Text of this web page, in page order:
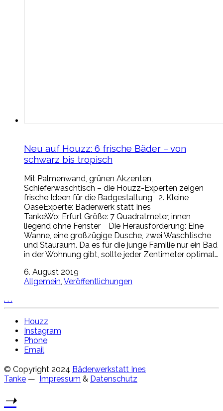
Neu auf Houzz: 6 frische Bäder – von
schwarz bis tropisch
Mit Palmenwand, grünen Akzenten,
Schieferwaschtisch – die Houzz-Experten zeigen
frische Ideen für die Badgestaltung 2. Kleine
OaseExperte: Bäderwerk statt Ines
TankeWo: Erfurt Größe: 7 Quadratmeter, innen
liegend ohne Fenster Die Herausforderung: Eine
Wanne, eine großzügige Dusche, zwei Waschtische
und Stauraum. Da es für die junge Familie nur ein Bad
in der Wohnung gibt, sollte jeder Zentimeter optimal…
6. August 2019
Allgemein, Veröffentlichungen
. . .
Houzz
Instagram
Phone
Email
© Copyright 2024 Bäderwerkstatt Ines
Tanke — Impressum & Datenschutz